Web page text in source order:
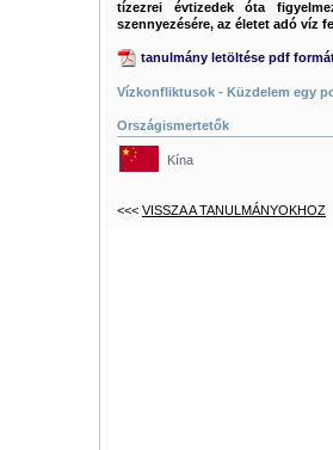
tízezrei évtizedek óta
szennyezésére, az életet adó víz
tanulmány letöltése pdf
Vízkonfliktusok - Küzdelem egy
Országismertetők
Kína
<<< VISSZA A TANULMÁNYOKHOZ